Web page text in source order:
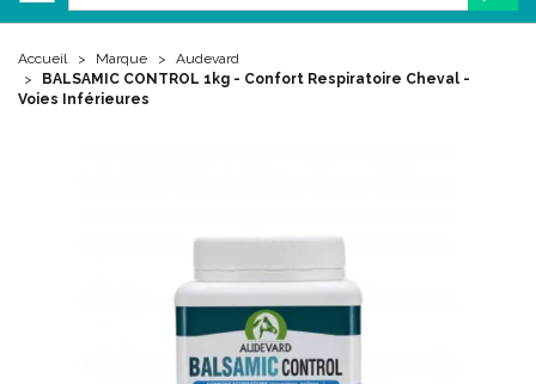
Accueil Marque
Audevard
BALSAMIC CONTROL 1kg - Confort Respiratoire Cheval -
Voies Inférieures